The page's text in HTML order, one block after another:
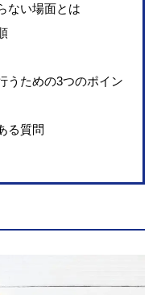
ない場面とは
うための3つのポイン
る質問